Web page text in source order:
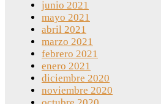
junio 2021
mayo 2021
abril 2021
marzo 2021
febrero 2021
enero 2021
diciembre 2020
noviembre 2020